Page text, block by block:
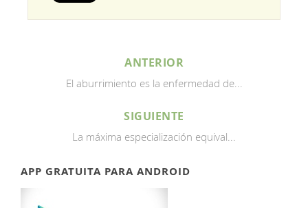
ANTERIOR
El aburrimiento es la enfermedad de...
SIGUIENTE
La máxima especialización equival...
APP GRATUITA PARA ANDROID